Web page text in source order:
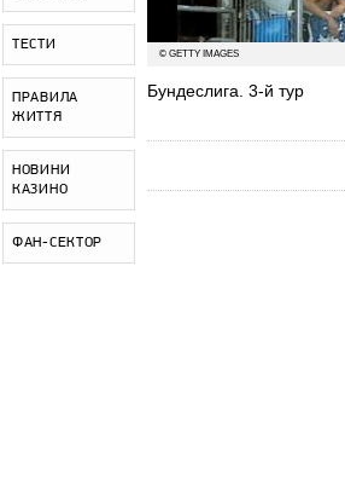
ТЕСТИ
ПРАВИЛА
ЖИТТЯ
НОВИНИ
КАЗИНО
ФАН-СЕКТОР
© GETTY IMAGES
Бундеслига. 3-й тур